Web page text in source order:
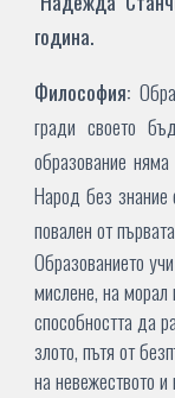
година.
Философия:
гради своето
образование
Народ без
повален от
Образованието
мислене, на морал
способността да
злото, пътя от
на невежеството